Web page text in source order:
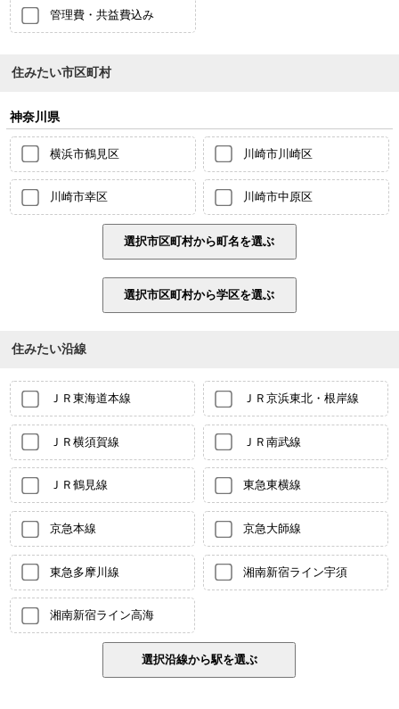
管理費・共益費込み
住みたい市区町村
神奈川県
横浜市鶴見区 川崎市川崎区
川崎市幸区 川崎市中原区
住みたい沿線
ＪＲ東海道本線 ＪＲ京浜東北・根岸線
ＪＲ横須賀線 ＪＲ南武線
ＪＲ鶴見線 東急東横線
京急本線 京急大師線
東急多摩川線 湘南新宿ライン宇須
湘南新宿ライン高海